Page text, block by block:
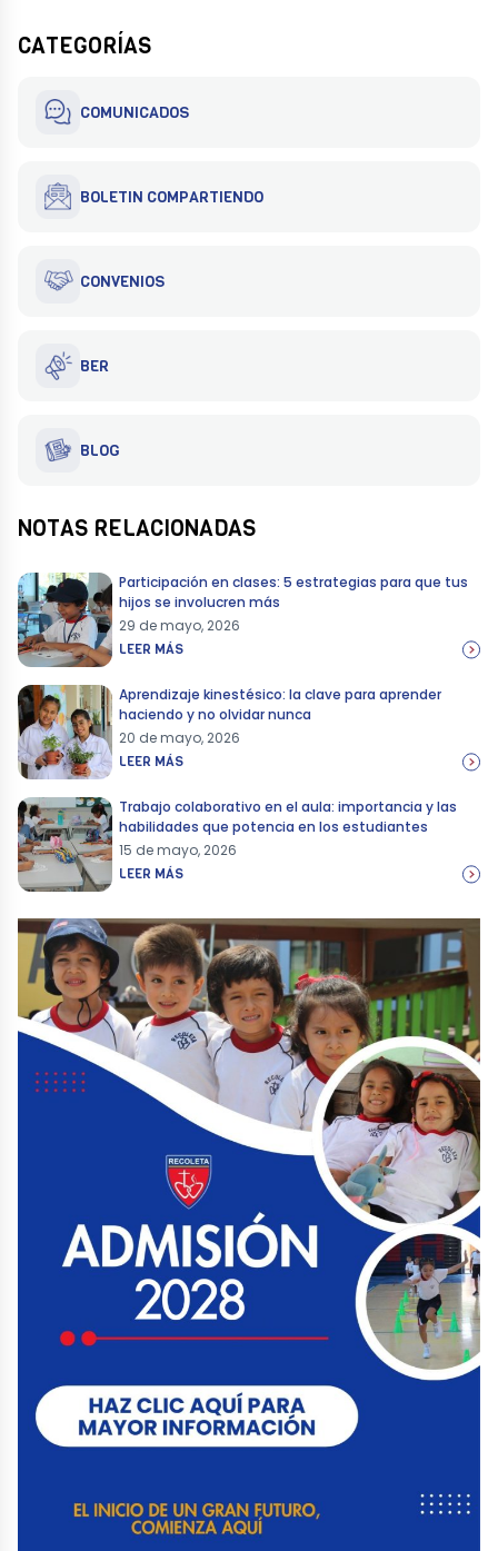
CATEGORÍAS
COMUNICADOS
BOLETIN COMPARTIENDO
CONVENIOS
BER
BLOG
NOTAS RELACIONADAS
Participación en clases: 5 estrategias para que tus
hijos se involucren más
29 de mayo, 2026
LEER MÁS
Aprendizaje kinestésico: la clave para aprender
haciendo y no olvidar nunca
20 de mayo, 2026
LEER MÁS
Trabajo colaborativo en el aula: importancia y las
habilidades que potencia en los estudiantes
15 de mayo, 2026
LEER MÁS